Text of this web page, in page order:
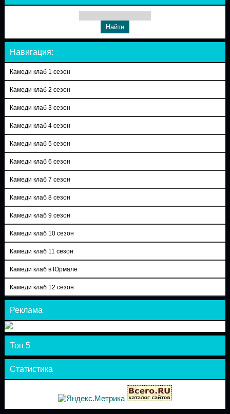
Навигация:
Камеди клаб 1 сезон
Камеди клаб 2 сезон
Камеди клаб 3 сезон
Камеди клаб 4 сезон
Камеди клаб 5 сезон
Камеди клаб 6 сезон
Камеди клаб 7 сезон
Камеди клаб 8 сезон
Камеди клаб 9 сезон
Камеди клаб 10 сезон
Камеди клаб 11 сезон
Камеди клаб в Юрмале
Камеди клаб 12 сезон
Реклама
Топ 5
Статистика